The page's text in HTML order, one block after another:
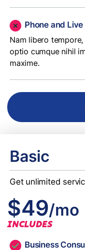
Phone and
Nam libero
optio cumque nihil
maxime.
Basic
Get unlimited
$49/mo
INCLUDES
Business